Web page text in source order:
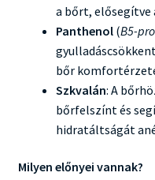
a bőrt, elősegítve
Panthenol(B5-
bőr
Szkvalán: A
bőrfelszínt és
hidratáltságát
Milyen előnyei vannak?